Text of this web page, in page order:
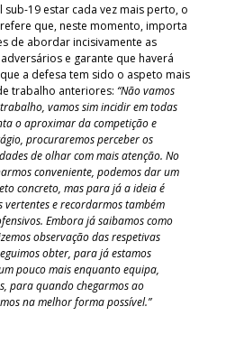
19 estar cada vez mais perto, o
que, neste momento, importa
de abordar incisivamente as
e garante que haverá
a defesa tem sido o aspeto mais
trabalho anteriores: “Não vamos
vamos sim incidir em todas
o aproximar da competição e
procuraremos perceber os
de olhar com mais atenção. No
conveniente, podemos dar um
concreto, mas para já a ideia é
e recordarmos também
Embora já saibamos como
observação das respetivas
obter, para já estamos
pouco mais enquanto equipa,
para quando chegarmos ao
na melhor forma possível.”